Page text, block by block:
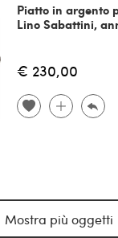
Piatto in argento
Lino Sabattini,
€ 230,00
Mostra più oggetti